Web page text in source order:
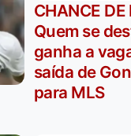
CHANCE DE
Quem se
ganha a
saída de
para MLS